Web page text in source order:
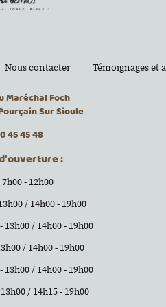
Nous contacter Témoignages et
Maréchal Foch
Sur Sioule
45 45 48
:
7h00 - 12h00
/ 14h00 - 19h00
13h00 / 14h00 - 19h00
/ 14h00 - 19h00
13h00 / 14h00 - 19h00
/ 14h15 - 19h00